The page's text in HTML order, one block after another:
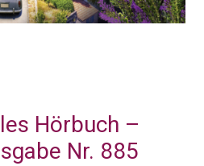
Hörbuch –
Nr. 885